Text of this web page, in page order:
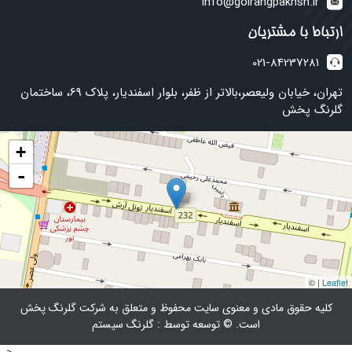
جیمینو GIMINO
اويلا اكسترا بالانسر
نیوتیس Newtis
مینت Mint
تایگر Tiger
Meshkin
ارتباط با مشتریان
021-84237281
تهران، خیابان ولیعصر،بالاتر از ظفر، بلوار اسفندیار، پلاک 69، ساختمان
گلرنگ پخش
+
-
Leaflet
| ©
کلیه حقوق مادی و معنوی سایت محفوظ و متعلق به شرکت گلرنگ پخش
است. © توسعه توسط : گلرنگ سیستم